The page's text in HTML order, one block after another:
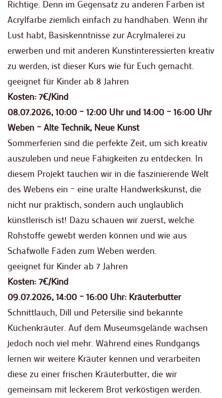
Richtige. Denn im Gegensatz zu anderen Farben ist
Acrylfarbe ziemlich einfach zu handhaben. Wenn ihr
Lust habt, Basiskenntnisse zur Acrylmalerei zu
erwerben und mit anderen Kunstinteressierten kreativ
zu werden, ist dieser Kurs wie für Euch gemacht.
geeignet für Kinder ab 8 Jahren
Kosten: 7€/Kind
08.07.2026, 10:00 – 12:00 Uhr und 14:00 – 16:00 Uhr
Weben – Alte Technik, Neue Kunst
Sommerferien sind die perfekte Zeit, um sich kreativ
auszuleben und neue Fähigkeiten zu entdecken. In
diesem Projekt tauchen wir in die faszinierende Welt
des Webens ein – eine uralte Handwerkskunst, die
nicht nur praktisch, sondern auch unglaublich
künstlerisch ist! Dazu schauen wir zuerst, welche
Rohstoffe gewebt werden können und wie aus
Schafwolle Fäden zum Weben werden.
geeignet für Kinder ab 7 Jahren
Kosten: 7€/Kind
09.07.2026, 14:00 – 16:00 Uhr: Kräuterbutter
Schnittlauch, Dill und Petersilie sind bekannte
Küchenkräuter. Auf dem Museumsgelände wachsen
jedoch noch viel mehr. Während eines Rundgangs
lernen wir weitere Kräuter kennen und verarbeiten
diese zu einer frischen Kräuterbutter, die wir
gemeinsam mit leckerem Brot verköstigen werden.